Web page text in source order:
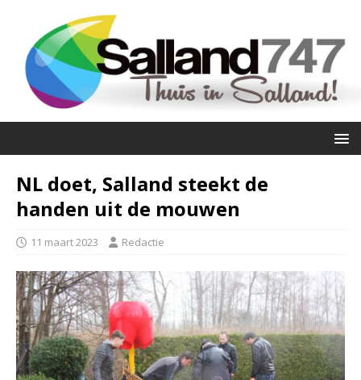
NL doet, Salland steekt de
handen uit de mouwen
11 maart 2023 Redactie